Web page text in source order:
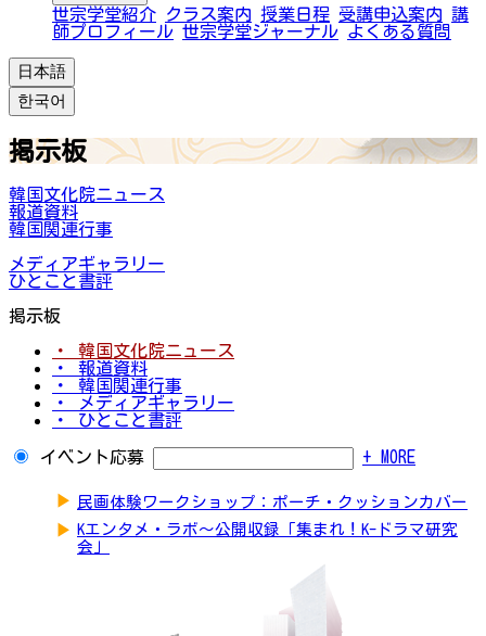
世宗学堂紹介 クラス案内 授業日程 受講申込案内 講
師プロフィール 世宗学堂ジャーナル よくある質問
日本語
한국어
掲示板
韓国文化院ニュース
報道資料
韓国関連行事
メディアギャラリー
ひとこと書評
掲示板
・ 韓国文化院ニュース
・ 報道資料
・ 韓国関連行事
・ メディアギャラリー
・ ひとこと書評
イベント応募 + MORE
▶ 民画体験ワークショップ：ポーチ・クッションカバー
▶ Kエンタメ・ラボ～公開収録「集まれ！K-ドラマ研究
会」